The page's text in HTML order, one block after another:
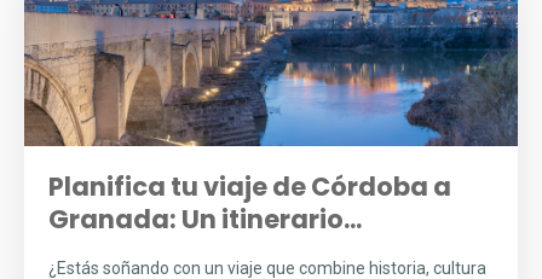
Planifica tu viaje de Córdoba a
Granada: Un itinerario...
¿Estás soñando con un viaje que combine historia, cultura